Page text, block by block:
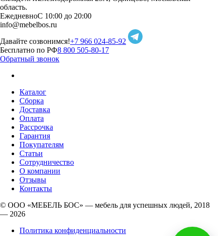
область.
ЕжедневноС 10:00 до 20:00
info@mebelbos.ru
Давайте созвонимся!+7 966 024-85-92
Бесплатно по РФ8 800 505-80-17
Обратный звонок
Каталог
Сборка
Доставка
Оплата
Рассрочка
Гарантия
Покупателям
Статьи
Сотрудничество
О компании
Отзывы
Контакты
© ООО «МЕБЕЛЬ БОС» — мебель для успешных людей, 2018
— 2026
Политика конфиденциальности